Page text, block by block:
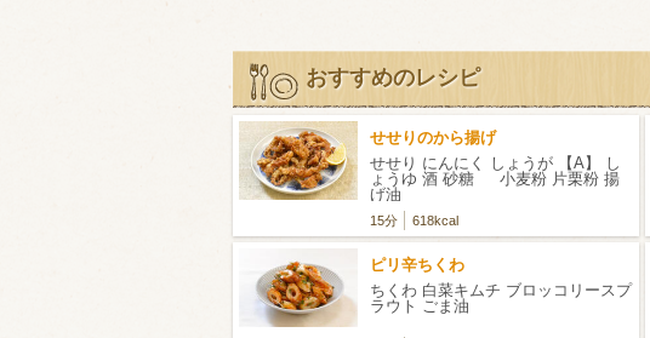
おすすめのレシピ
せせりのから揚げ
せせり にんにく しょうが 【A】 し
ょうゆ 酒 砂糖 小麦粉 片栗粉 揚
げ油
15分 618kcal
ピリ辛ちくわ
ちくわ 白菜キムチ ブロッコリースプ
ラウト ごま油